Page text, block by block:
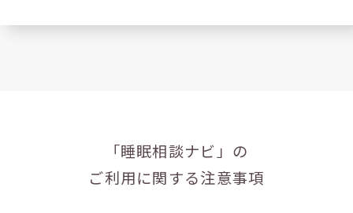
「睡眠相談ナビ」の
ご利用に関する注意事項